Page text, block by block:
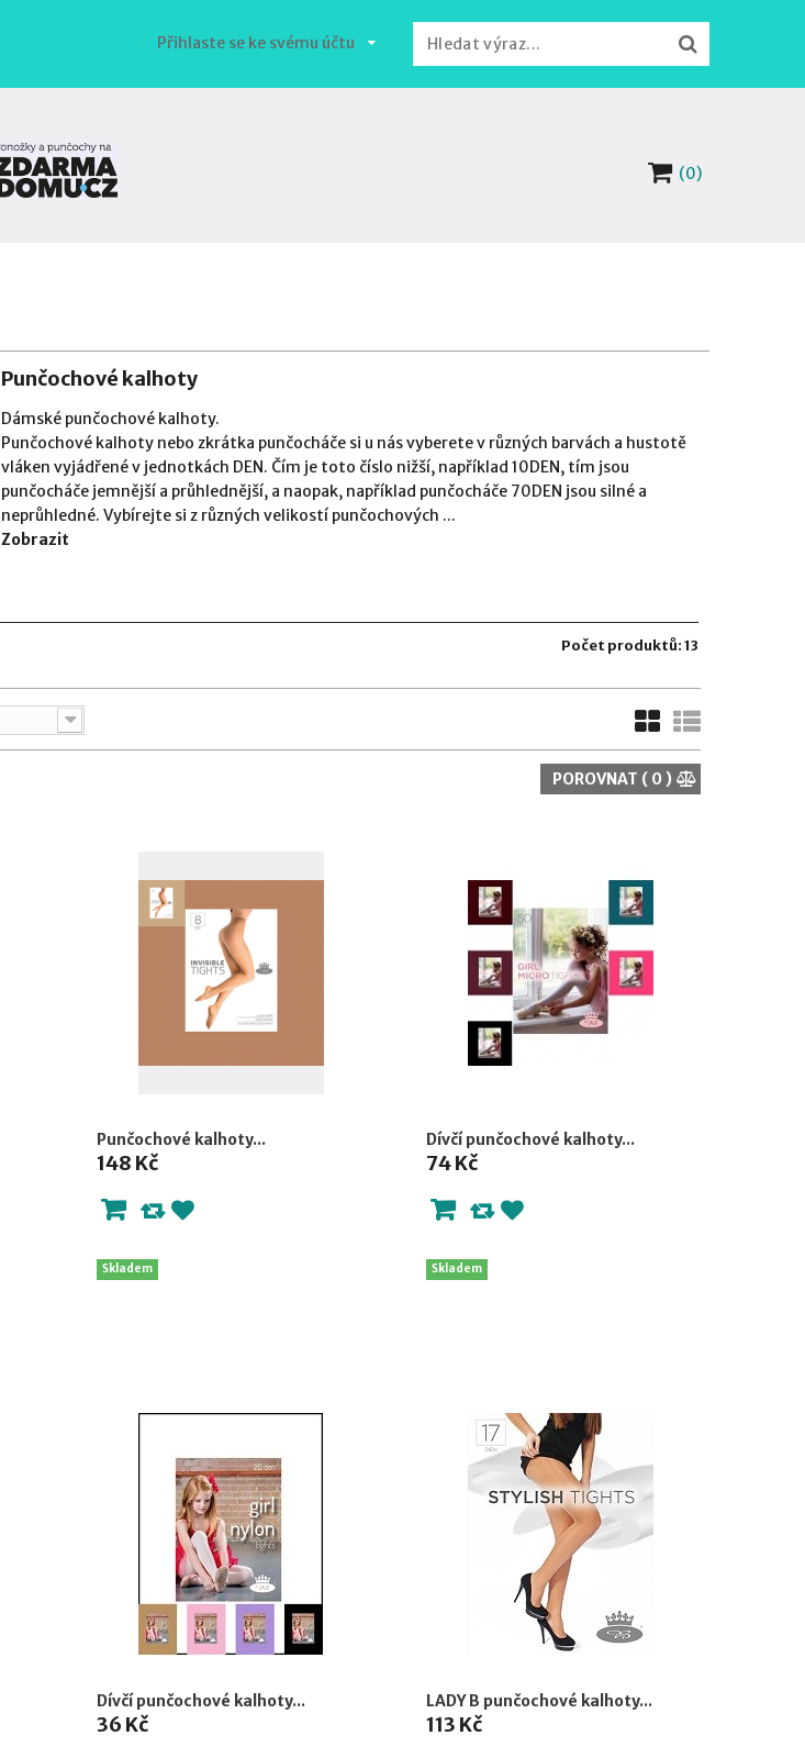
Přihlaste se ke svému účtu
(0)
Punčochové kalhoty
Dámské punčochové kalhoty.
Punčochové kalhoty nebo zkrátka punčocháče si u nás vyberete v různých barvách a hustotě
vláken vyjádřené v jednotkách DEN. Čím je toto číslo nižší, například 10DEN, tím jsou
punčocháče jemnější a průhlednější, a naopak, například punčocháče 70DEN jsou silné a
neprůhledné. Vybírejte si z různých velikostí punčochových ...
Zobrazit
Počet produktů: 13
POROVNAT ( 0)
Punčochové kalhoty...
148 Kč
Skladem
Dívčí punčochové kalhoty...
74 Kč
Skladem
Dívčí punčochové kalhoty...
36 Kč
LADY B punčochové kalhoty...
113 Kč